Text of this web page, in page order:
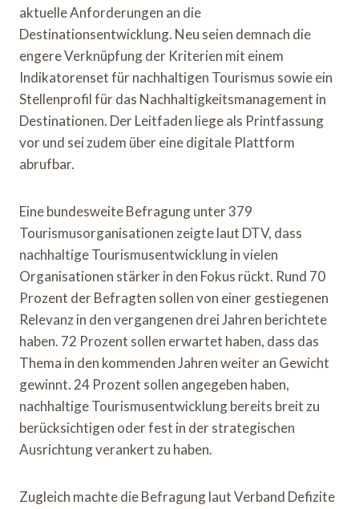
aktuelle Anforderungen an die
Destinationsentwicklung. Neu seien demnach die
engere Verknüpfung der Kriterien mit einem
Indikatorenset für nachhaltigen Tourismus sowie ein
Stellenprofil für das Nachhaltigkeitsmanagement in
Destinationen. Der Leitfaden liege als Printfassung
vor und sei zudem über eine digitale Plattform
abrufbar.
Eine bundesweite Befragung unter 379
Tourismusorganisationen zeigte laut DTV, dass
nachhaltige Tourismusentwicklung in vielen
Organisationen stärker in den Fokus rückt. Rund 70
Prozent der Befragten sollen von einer gestiegenen
Relevanz in den vergangenen drei Jahren berichtete
haben. 72 Prozent sollen erwartet haben, dass das
Thema in den kommenden Jahren weiter an Gewicht
gewinnt. 24 Prozent sollen angegeben haben,
nachhaltige Tourismusentwicklung bereits breit zu
berücksichtigen oder fest in der strategischen
Ausrichtung verankert zu haben.
Zugleich machte die Befragung laut Verband Defizite